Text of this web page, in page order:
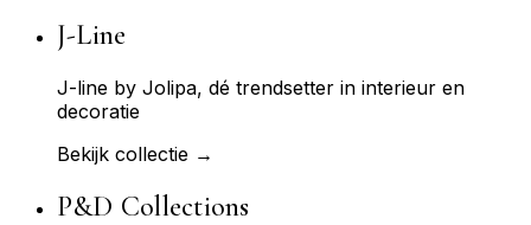
J-Line
J-line by Jolipa, dé trendsetter in interieur en
decoratie
Bekijk collectie →
P&D Collections